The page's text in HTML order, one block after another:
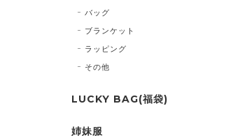
バッグ
ブランケット
ラッピング
その他
LUCKY BAG(福袋)
姉妹服